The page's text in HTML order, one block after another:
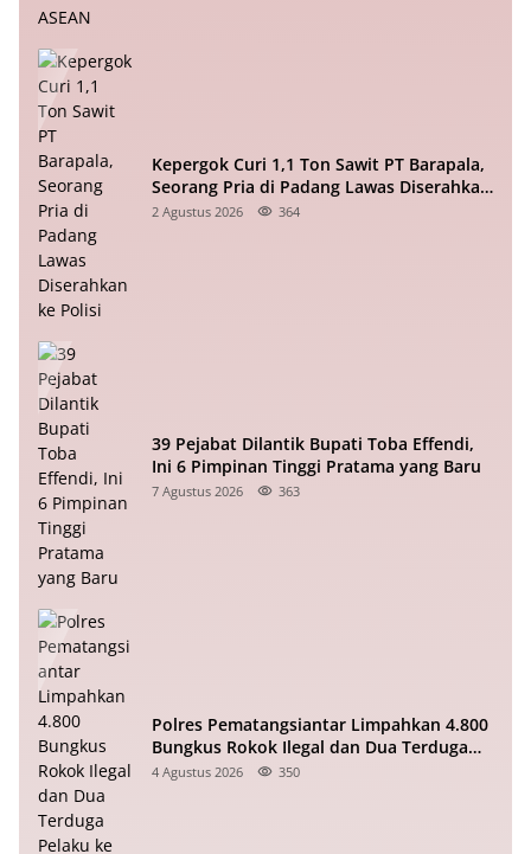
Kepergok Curi 1,1 Ton Sawit PT Barapala,
Seorang Pria di Padang Lawas Diserahkan
ke Polisi
2 Agustus 2026 364
39 Pejabat Dilantik Bupati Toba Effendi,
Ini 6 Pimpinan Tinggi Pratama yang Baru
7 Agustus 2026 363
Polres Pematangsiantar Limpahkan 4.800
Bungkus Rokok Ilegal dan Dua Terduga
Pelaku ke Bea Cukai
4 Agustus 2026 350